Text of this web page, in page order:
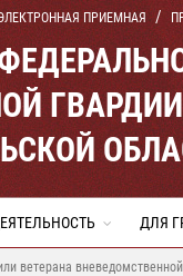
ПРИЕМНАЯ
ДЛЯ
ветерана